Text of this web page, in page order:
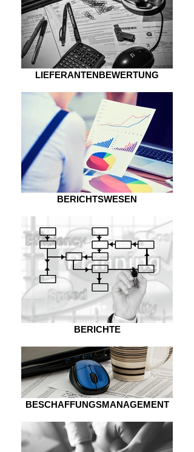
LIEFERANTENBEWERTUNG
BERICHTSWESEN
BERICHTE
BESCHAFFUNGSMANAGEMENT